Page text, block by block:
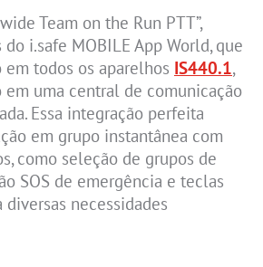
Team on the Run PTT”,
i.safe MOBILE App World, que
todos os aparelhos IS440.1,
uma central de comunicação
Essa integração perfeita
em grupo instantânea com
como seleção de grupos de
SOS de emergência e teclas
diversas necessidades